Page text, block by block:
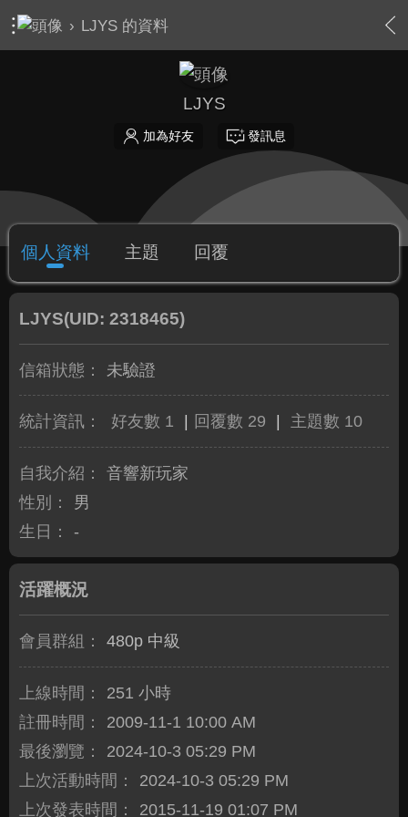
› LJYS 的資料
LJYS
加為好友 發訊息
個人資料 主題 回覆
LJYS(UID: 2318465)
信箱狀態： 未驗證
統計資訊： 好友數 1 回覆數 29 主題數 10
自我介紹：
音響新玩家
性別：
男
生日：
-
活躍概況
會員群組： 480p 中級
上線時間：
251 小時
註冊時間：
2009-11-1 10:00 AM
最後瀏覽：
2024-10-3 05:29 PM
上次活動時間：
2024-10-3 05:29 PM
上次發表時間：
2015-11-19 01:07 PM